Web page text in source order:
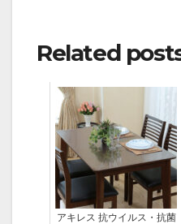
Related
アキレス 抗ウイルス・抗菌